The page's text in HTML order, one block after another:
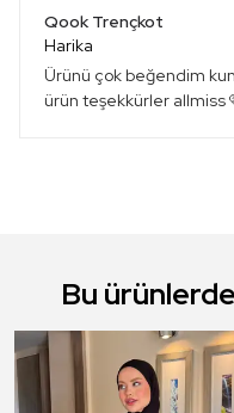
Qook Trençkot
Harika
Ürünü çok beğendim
ürün teşekkürler allmiss
Bu